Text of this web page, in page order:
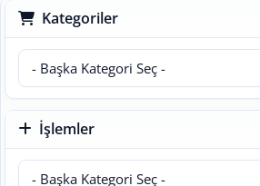
Kategoriler
İşlemler